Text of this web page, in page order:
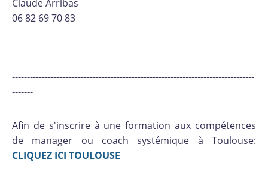
Claude Arribas
06 82 69 70 83
---------------------------------------------------------------------------------
-------
Afin de s'inscrire à une formation aux compétences
de manager ou coach systémique à Toulouse:
CLIQUEZ ICI TOULOUSE